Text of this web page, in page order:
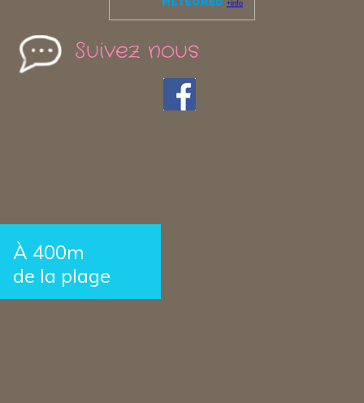
Suivez nous
À 400m
de la plage